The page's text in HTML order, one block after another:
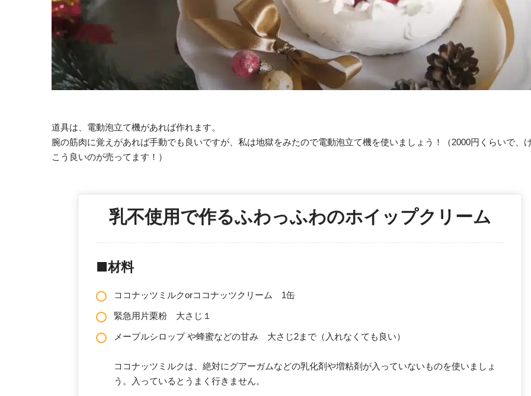
道具は、電動泡立て機があれば作れます。
腕の筋肉に覚えがあれば手動でも良いですが、私は地獄をみたので電動泡立て機を使いましょう！（2000円くらいで、
こう良いのが売ってます！）
乳不使用で作るふわっふわのホイップクリーム
■材料
ココナッツミルクorココナッツクリーム 1缶
緊急用片栗粉 大さじ１
メープルシロップ や蜂蜜などの甘み 大さじ2まで（入れなくても良い）
ココナッツミルクは、絶対にグアーガムなどの乳化剤や増粘剤が入っていないものを使いましょ
う。入っているとうまく行きません。